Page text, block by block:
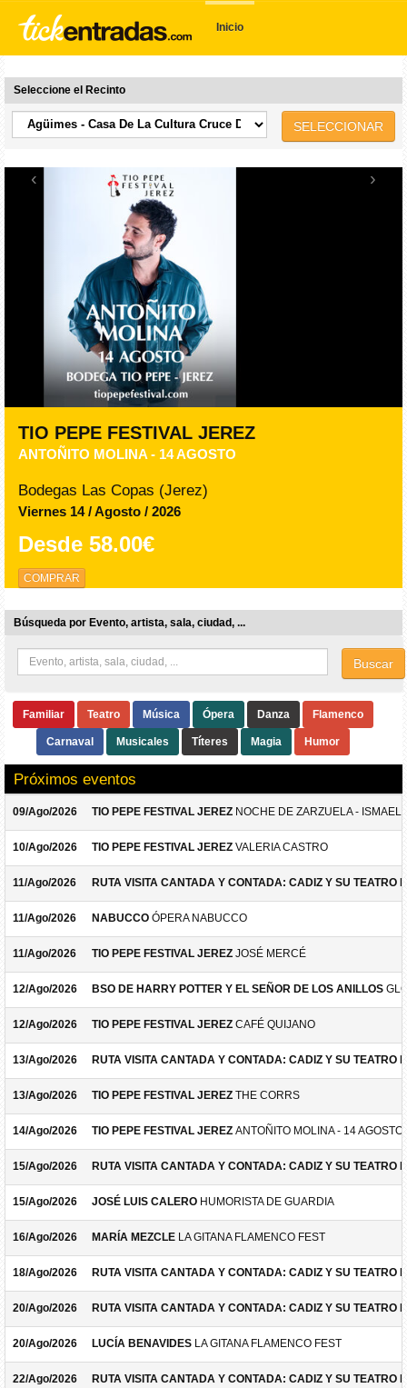
Inicio
Seleccione el Recinto
SELECCIONAR
‹ ›
TIO PEPE FESTIVAL JEREZ
ANTOÑITO MOLINA - 14 AGOSTO
Bodegas Las Copas (Jerez)
Viernes 14 / Agosto / 2026
Desde 58.00€
COMPRAR
Búsqueda por Evento, artista, sala, ciudad, ...
Buscar
Familiar Teatro Música Ópera Danza Flamenco
Carnaval Musicales Títeres Magia Humor
Próximos eventos
09/Ago/2026 TIO PEPE FESTIVAL JEREZ NOCHE DE ZARZUELA -
10/Ago/2026 TIO PEPE FESTIVAL JEREZ VALERIA CASTRO
11/Ago/2026 RUTA VISITA CANTADA Y CONTADA: CADIZ Y SU TEATRO
11/Ago/2026 NABUCCO ÓPERA NABUCCO
11/Ago/2026 TIO PEPE FESTIVAL JEREZ JOSÉ MERCÉ
12/Ago/2026 BSO DE HARRY POTTER Y EL SEÑOR DE LOS ANILLOS
12/Ago/2026 TIO PEPE FESTIVAL JEREZ CAFÉ QUIJANO
13/Ago/2026 RUTA VISITA CANTADA Y CONTADA: CADIZ Y SU TEATRO
13/Ago/2026 TIO PEPE FESTIVAL JEREZ THE CORRS
14/Ago/2026 TIO PEPE FESTIVAL JEREZ ANTOÑITO MOLINA - 14 AGOSTO
15/Ago/2026 RUTA VISITA CANTADA Y CONTADA: CADIZ Y SU TEATRO
15/Ago/2026 JOSÉ LUIS CALERO HUMORISTA DE GUARDIA
16/Ago/2026 MARÍA MEZCLE LA GITANA FLAMENCO FEST
18/Ago/2026 RUTA VISITA CANTADA Y CONTADA: CADIZ Y SU TEATRO
20/Ago/2026 RUTA VISITA CANTADA Y CONTADA: CADIZ Y SU TEATRO
20/Ago/2026 LUCÍA BENAVIDES LA GITANA FLAMENCO FEST
22/Ago/2026 RUTA VISITA CANTADA Y CONTADA: CADIZ Y SU TEATRO